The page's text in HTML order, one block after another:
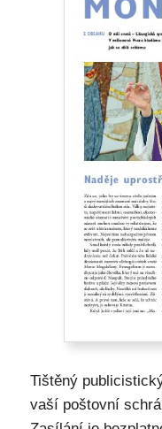
Tištěný
vaší poštovní